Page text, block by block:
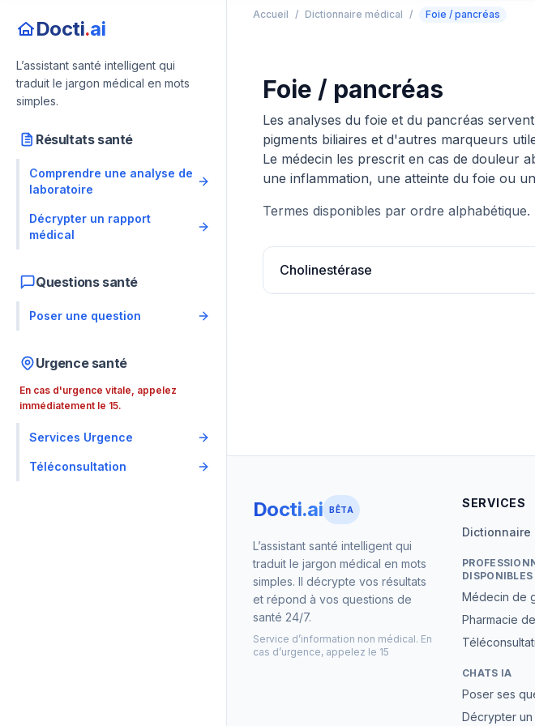
Docti.ai
L’assistant santé intelligent qui
traduit le jargon médical en mots
simples.
Résultats santé
Comprendre une analyse de
laboratoire
Décrypter un rapport
médical
Questions santé
Poser une question
Urgence santé
En cas d'urgence vitale, appelez
immédiatement le 15.
Services Urgence
Téléconsultation
Accueil / Dictionnaire médical / Foie / pancréas
Foie / pancréas
Les analyses du foie et du pancréas
pigments biliaires et d'autres marqueurs
Le médecin les prescrit en cas de douleur
une inflammation, une atteinte du foie ou
Termes disponibles par ordre alphabétique.
Cholinestérase
Docti.ai BÊTA
L’assistant santé intelligent qui
traduit le jargon médical en mots
simples. Il décrypte vos résultats
et répond à vos questions de
santé 24/7.
Service d’information non médical. En
cas d’urgence, appelez le 15
SERVICES
Dictionnaire
DISPONIBLES
Médecin de
Pharmacie
CHATS IA
Poser ses
Décrypter